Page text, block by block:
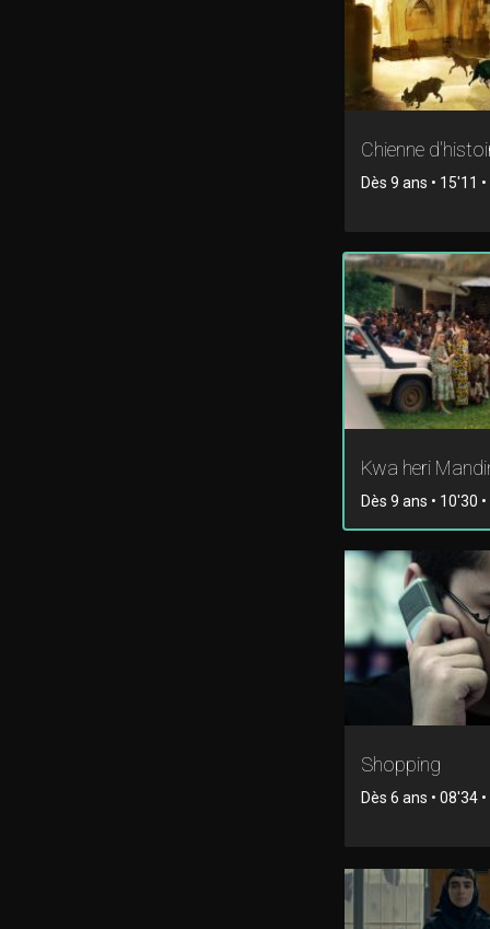
Chienne
Dès 9 ans • 15'11
Kwa heri
Dès 9 ans • 10'30
Shopping
Dès 6 ans • 08'34